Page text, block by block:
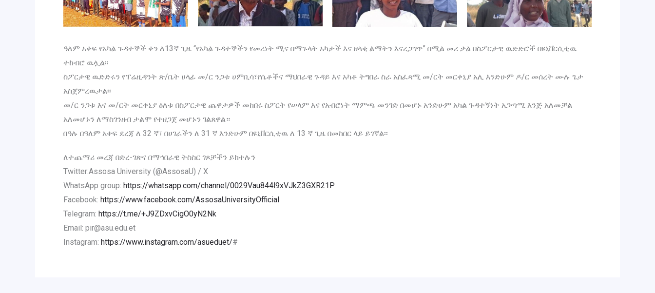
ዓለም አቀፍ የአካል ጉዳተኞች ቀን ለ13ኛ ጊዜ “የአካል ጉዳተኞችን የመሪነት ሚና በማጉላት አካታች እና ዘላቂ ልማትን እናረጋግጥ” በሚል መሪ ቃል በስፖርታዊ ዉድድሮች በዩኒቨርሲቲዉ
ተከብሮ ዉሏል፡፡
ስፖርታዊ ዉድድሩን የፕሬዚዳንት ጽ/ቤት ሀላፊ መ/ር ንጋቱ ሀምቢሳ፣የሴቶችና ማህበራዊ ጉዳይ እና አካቶ ትግበራ ስራ አስፈጻሚ መ/ርት መርቀኒያ አሊ እንድሁም ዶ/ር መሰረት ሙሉ ጌታ
አስጀምረዉታል፡፡
መ/ር ንጋቱ እና መ/ርት መርቀኒያ ዕለቱ በስፖርታዊ ጨዋታዎች መከበሩ ስፖርት የሠላም እና የአብሮነት ማምጫ መንገድ በመሆኑ አንድሁም አካል ጉዳተኝነት አጋጣሚ እንጅ አለመቻል
አለመሆኑን ለማስገንዘብ ታልሞ የተዘጋጀ መሆኑን ገልጸዋል።
በዓሉ በዓለም አቀፍ ደረጃ ለ 32 ኛ፣ በሀገራችን ለ 31 ኛ እንድሁም በዩኒቨርሲቲዉ ለ 13 ኛ ጊዜ በመከበር ላይ ይገኛል፡፡
ለተጨማሪ መረጃ በድረ-ገጽና በማኅበራዊ ትስስር ገጾቻችን ይከተሉን
Twitter:Assosa University (@AssosaU) / X
WhatsApp group: https://whatsapp.com/channel/0029Vau844l9xVJkZ3GXR21P
Facebook: https://www.facebook.com/AssosaUniversityOfficial
Telegram: https://t.me/+J9ZDxvCigO0yN2Nk
Email: pir@asu.edu.et
Instagram: https://www.instagram.com/asueduet/#